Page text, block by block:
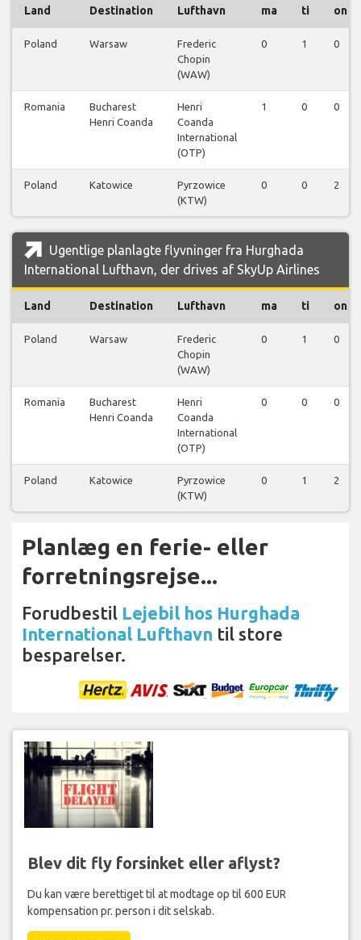
Land Destination Lufthavn ma ti on
Poland Warsaw
Frederic
Chopin
(WAW)
0 1 0
Romania
Bucharest
Henri Coanda
Henri
Coanda
International
(OTP)
1 0 0
Poland Katowice
Pyrzowice
(KTW)
0 0 2
Ugentlige planlagte flyvninger fra Hurghada
International Lufthavn, der drives af SkyUp Airlines
Land Destination Lufthavn ma ti on
Poland Warsaw
Frederic
Chopin
(WAW)
0 1 0
Romania
Bucharest
Henri Coanda
Henri
Coanda
International
(OTP)
0 0 0
Poland Katowice
Pyrzowice
(KTW)
0 1 2
Planlæg en ferie- eller
forretningsrejse...
Forudbestil Lejebil hos Hurghada
International Lufthavn til store
besparelser.
Blev dit fly forsinket eller aflyst?
Du kan være berettiget til at modtage op til 600 EUR